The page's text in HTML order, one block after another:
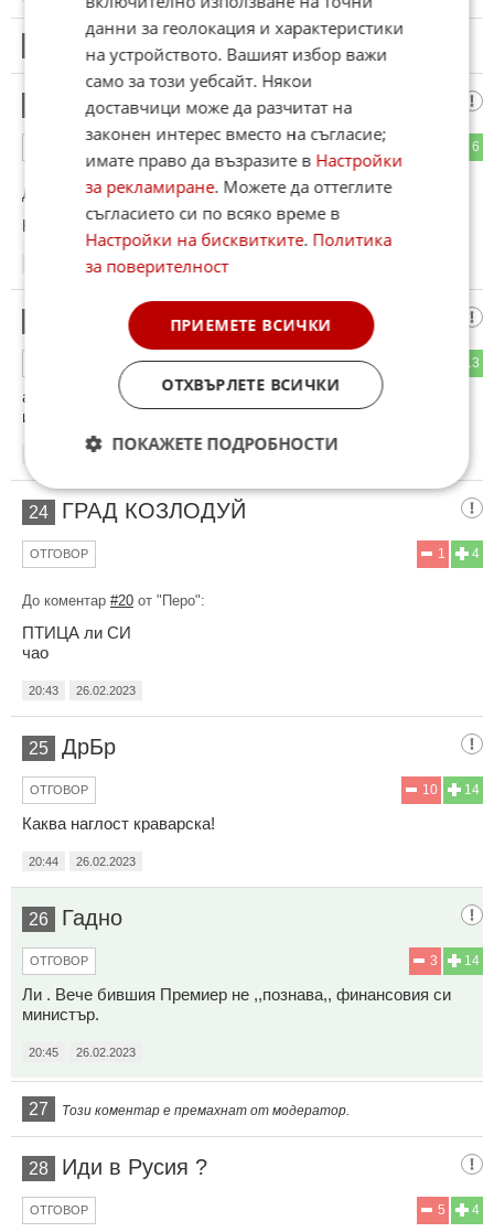
Този коментар е премахнат от модератор.
ГРАД КОЗЛОДУЙ
6
До коментар#16от "ментак":
НАМАЛИ дрогата
26.02.2023
Ужасно е
13
американците да позволяват парите от данъците им да се
използват за убиване на жени и деца по света.
26.02.2023
24 ГРАД КОЗЛОДУЙ
4
1
ОТГОВОР
До коментар #20 от "Перо":
ПТИЦА ли СИ
чао
20:43 26.02.2023
25 ДрБр
14
10
ОТГОВОР
Каква наглост краварска!
20:44 26.02.2023
26 Гадно
14
3
ОТГОВОР
Ли . Вече бившия Премиер не ,,познава,, финансовия си
министър.
20:45 26.02.2023
27 Този коментар е премахнат от модератор.
28 Иди в Русия ?
4
5
ОТГОВОР
данни за геолокация и характеристики
на устройството. Вашият избор важи
само за този уебсайт. Някои
доставчици може да разчитат на
законен интерес вместо на съгласие;
имате право да възразите в Настройки
за рекламиране. Можете да оттеглите
съгласието си по всяко време в
Настройки на бисквитките. Политика
за поверителност
ПРИЕМЕТЕ ВСИЧКИ
ОТХВЪРЛЕТЕ ВСИЧКИ
ПОКАЖЕТЕ ПОДРОБНОСТИ